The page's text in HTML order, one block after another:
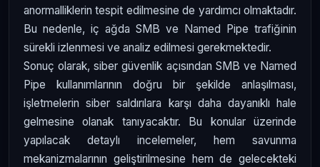
anormalliklerin tespit edilmesine de yardımcı olmaktadır.
Bu nedenle, iç ağda SMB ve Named Pipe trafiğinin
sürekli izlenmesi ve analiz edilmesi gerekmektedir.
Sonuç olarak, siber güvenlik açısından SMB ve Named
Pipe kullanımlarının doğru bir şekilde anlaşılması,
işletmelerin siber saldırılara karşı daha dayanıklı hale
gelmesine olanak tanıyacaktır. Bu konular üzerinde
yapılacak detaylı incelemeler, hem savunma
mekanizmalarının geliştirilmesine hem de gelecekteki